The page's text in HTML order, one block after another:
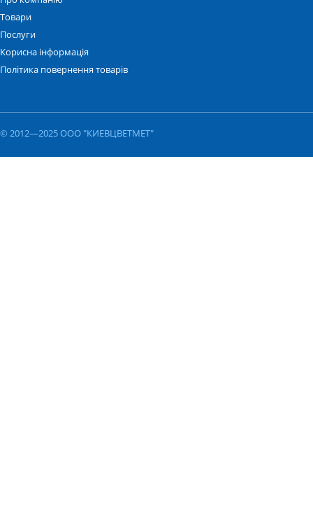
Товари
Послуги
Корисна інформація
Політика повернення товарів
© 2012—2025 ООО "КИЕВЦВЕТМЕТ"